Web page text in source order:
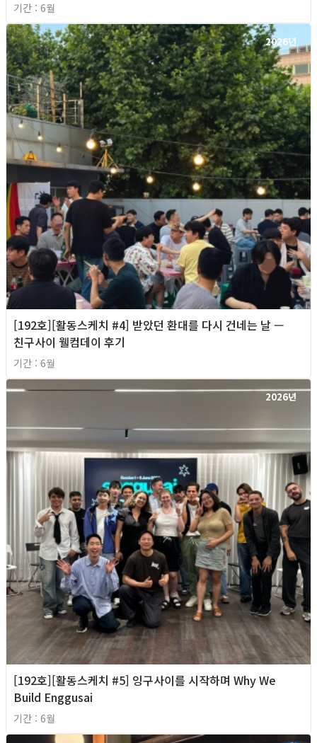
기간 : 6월
2026년
[192호][활동스케치 #4] 받았던 환대를 다시 건네는 날 —
친구사이 웰컴데이 후기
기간 : 6월
2026년
[192호][활동스케치 #5] 잉구사이를 시작하며 Why We
Build Enggusai
기간 : 6월